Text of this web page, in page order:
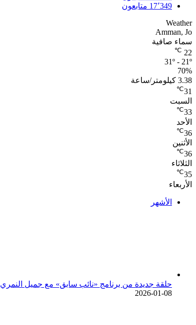
17٬349 متابعون
Weather
Amman, Jo
سماء صافية
22
℃
31º - 21º
70%
3.38 كيلومتر/ساعة
31
℃
السبت
33
℃
الأحد
36
℃
الأثنين
36
℃
الثلاثاء
35
℃
الأربعاء
الأشهر
حلقة جديدة من برنامج «نائب سابق» مع جميل النمري
2026-01-08